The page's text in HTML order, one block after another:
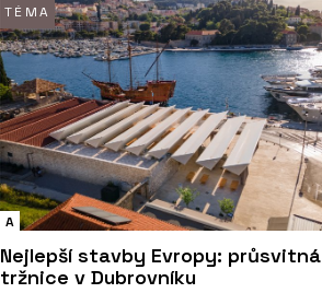
TÉMA
A
Nejlepší stavby Evropy: průsvitná
tržnice v Dubrovníku